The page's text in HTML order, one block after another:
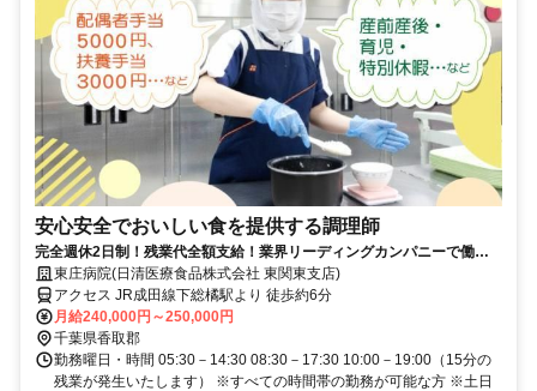
安心安全でおいしい食を提供する調理師
完全週休2日制！残業代全額支給！業界リーディングカンパニーで働き
ませんか？！
東庄病院(日清医療食品株式会社 東関東支店)
アクセス JR成田線下総橘駅より 徒歩約6分
月給240,000円～250,000円
千葉県香取郡
勤務曜日・時間 05:30－14:30 08:30－17:30 10:00－19:00（15分の
残業が発生いたします） ※すべての時間帯の勤務が可能な方 ※土日